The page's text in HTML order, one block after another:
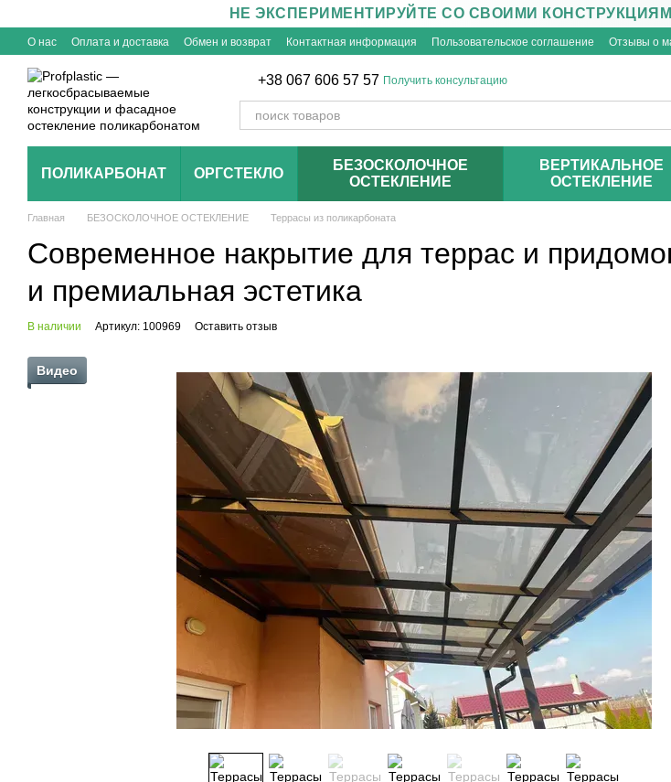
НЕ ЭКСПЕРИМЕНТИРУЙТЕ СО СВОИМИ
О нас Оплата и доставка Обмен и возврат Контактная информация Пользовательское соглашение Отзывы о
+38 067 606 57 57 Получить консультацию
ПОЛИКАРБОНАТ ОРГСТЕКЛО
БЕЗОСКОЛОЧНОЕ
ОСТЕКЛЕНИЕ
ВЕРТИКАЛЬНОЕ
ОСТЕКЛЕНИЕ
Главная БЕЗОСКОЛОЧНОЕ ОСТЕКЛЕНИЕ Террасы из поликарбоната
Современное накрытие для террас и
и премиальная эстетика
В наличии Артикул: 100969 Оставить отзыв
Видео